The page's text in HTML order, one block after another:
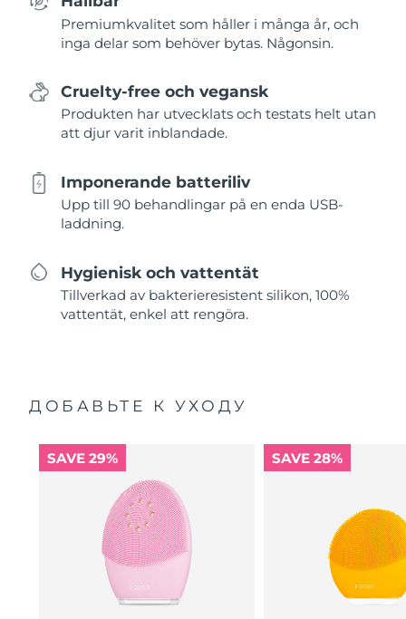
Premiumkvalitet som håller i många år, och
inga delar som behöver bytas. Någonsin.
Cruelty-free och vegansk
Produkten har utvecklats och testats helt utan
att djur varit inblandade.
Imponerande batteriliv
Upp till 90 behandlingar på en enda USB-
laddning.
Hygienisk och vattentät
Tillverkad av bakterieresistent silikon, 100%
vattentät, enkel att rengöra.
ДОБАВЬТЕ К УХОДУ
SAVE 29% SAVE 28%